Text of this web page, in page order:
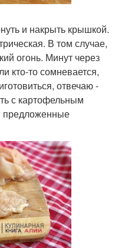
и накрыть крышкой.
В том случае,
огонь. Минут через
кто-то сомневается,
отвечаю -
с картофельным
предложенные